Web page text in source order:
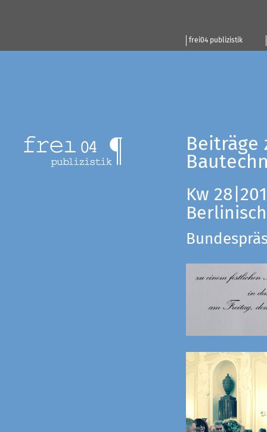
frei04 publizistik
Beiträge
Kw